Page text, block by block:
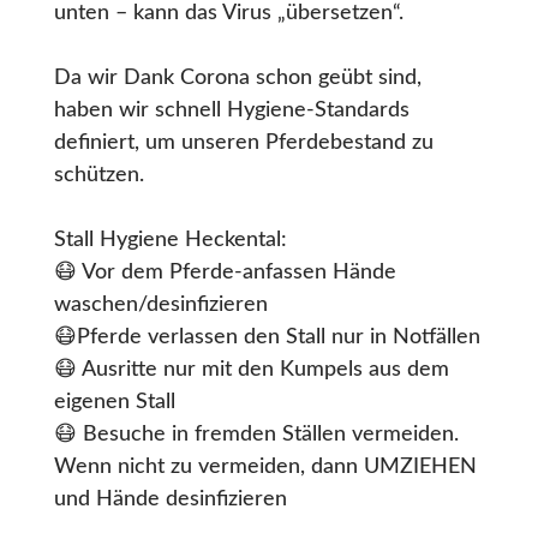
unten – kann das Virus „übersetzen“.
Da wir Dank Corona schon geübt sind,
haben wir schnell Hygiene-Standards
definiert, um unseren Pferdebestand zu
schützen.
Stall Hygiene Heckental:
😷 Vor dem Pferde-anfassen Hände
waschen/desinfizieren
😷Pferde verlassen den Stall nur in Notfällen
😷 Ausritte nur mit den Kumpels aus dem
eigenen Stall
😷 Besuche in fremden Ställen vermeiden.
Wenn nicht zu vermeiden, dann UMZIEHEN
und Hände desinfizieren